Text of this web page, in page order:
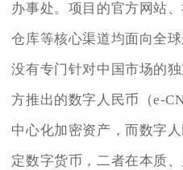
办事处。项目的官方网站
仓库等核心渠道均面向全
没有专门针对中国市场的
方推出的数字人民币（e-
中心化加密资产，而数字
定数字货币，二者在本质